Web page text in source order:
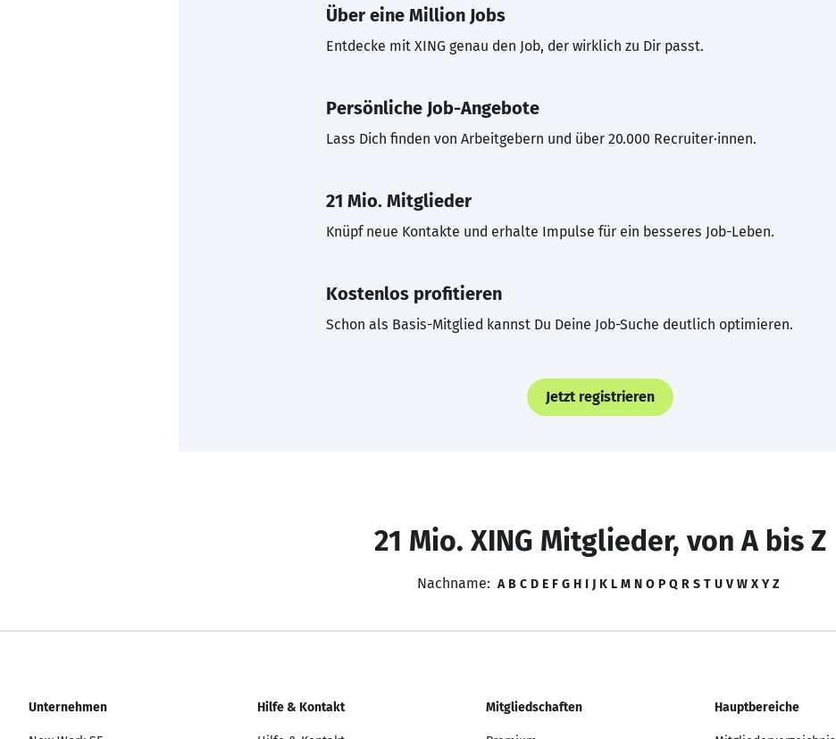
Über eine Million Jobs
Entdecke mit XING genau den Job, der wirklich zu Dir passt.
Persönliche Job-Angebote
Lass Dich finden von Arbeitgebern und über 20.000 Recruiter·innen.
21 Mio. Mitglieder
Knüpf neue Kontakte und erhalte Impulse für ein besseres Job-Leben.
Kostenlos profitieren
Schon als Basis-Mitglied kannst Du Deine Job-Suche deutlich optimieren.
Jetzt registrieren
21 Mio. XING Mitglieder, von A bis Z
Nachname: A B C D E F G H I J K L M N O P Q R S T U V W X Y Z
Unternehmen Hilfe & Kontakt Mitgliedschaften Hauptbereiche